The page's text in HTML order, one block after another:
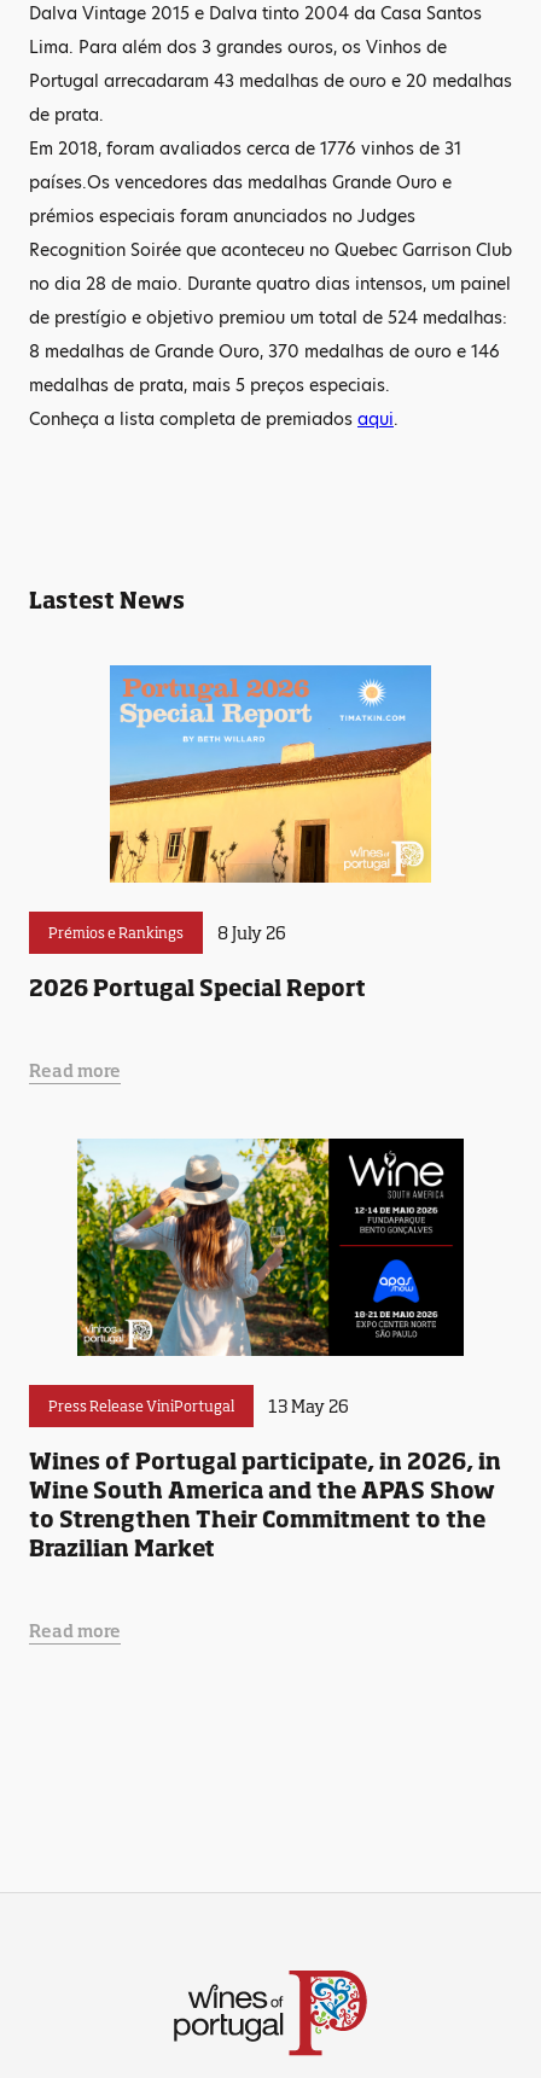
Dalva Vintage 2015 e Dalva tinto 2004 da Casa Santos
Lima. Para além dos 3 grandes ouros, os Vinhos de
Portugal arrecadaram 43 medalhas de ouro e 20 medalhas
de prata.
Em 2018, foram avaliados cerca de 1776 vinhos de 31
países.Os vencedores das medalhas Grande Ouro e
prémios especiais foram anunciados no Judges
Recognition Soirée que aconteceu no Quebec Garrison Club
no dia 28 de maio. Durante quatro dias intensos, um painel
de prestígio e objetivo premiou um total de 524 medalhas:
8 medalhas de Grande Ouro, 370 medalhas de ouro e 146
medalhas de prata, mais 5 preços especiais.
Conheça a lista completa de premiados aqui.
Lastest News
Prémios e Rankings 8 July 26
2026 Portugal Special Report
Read more
Press Release ViniPortugal 13 May 26
Wines of Portugal participate, in 2026, in
Wine South America and the APAS Show
to Strengthen Their Commitment to the
Brazilian Market
Read more